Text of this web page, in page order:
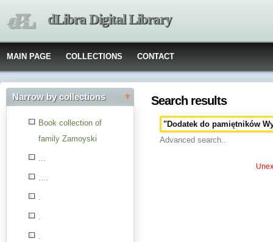
dLibra Digital Library
MAIN PAGE COLLECTIONS CONTACT
Narrow by collections
Book collection of
family Zamoyski
...
....
.
.
.
Search results
Advanced search..